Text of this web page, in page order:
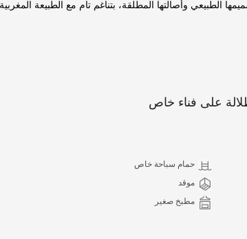
الطبيعي وأصالتها المطلقة، بتناغم تام مع الطبيعة
على فناء خاص
حمام سباحة خاص
موقد
مطبخ صغير